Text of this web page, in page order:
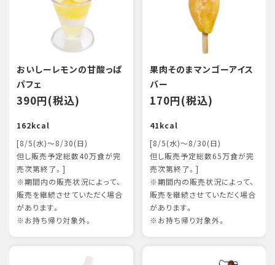
おいしーレモンの甘酸っぱ
パフェ
390円(税込)
162kcal
[8/5(水)～8/30(日)
但し販売予定総数40万食が完
売次第終了。]
※期間内の販売状況によって、
販売を継続させていただく場合
があります。
※お持ち帰り対象外。
果肉そのまマンゴーアイス
バー
170円(税込)
41kcal
[8/5(水)～8/30(日)
但し販売予定総数65万食が完
売次第終了。]
※期間内の販売状況によって、
販売を継続させていただく場合
があります。
※お持ち帰り対象外。